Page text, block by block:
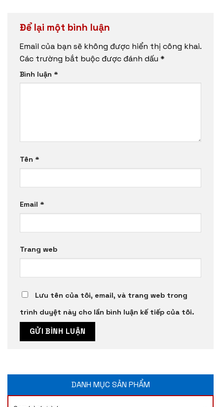
Để lại một bình luận
Email của bạn sẽ không được hiển thị công khai.
Các trường bắt buộc được đánh dấu *
Bình luận *
Tên *
Email *
Trang web
Lưu tên của tôi, email, và trang web trong
trình duyệt này cho lần bình luận kế tiếp của tôi.
DANH MỤC SẢN PHẨM